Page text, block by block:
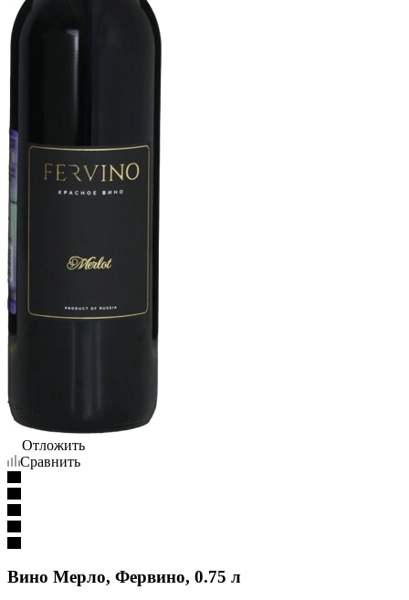
Отложить
Сравнить
Вино Мерло, Фервино, 0.75 л